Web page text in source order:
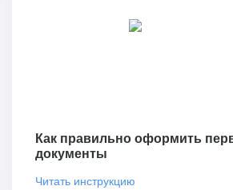
Как правильно оформить
документы
Читать инструкцию